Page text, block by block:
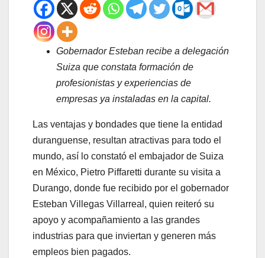
Gobernador Esteban recibe a delegación
Suiza que constata formación de
profesionistas y experiencias de
empresas ya instaladas en la capital.
Las ventajas y bondades que tiene la entidad
duranguense, resultan atractivas para todo el
mundo, así lo constató el embajador de Suiza
en México, Pietro Piffaretti durante su visita a
Durango, donde fue recibido por el gobernador
Esteban Villegas Villarreal, quien reiteró su
apoyo y acompañamiento a las grandes
industrias para que inviertan y generen más
empleos bien pagados.